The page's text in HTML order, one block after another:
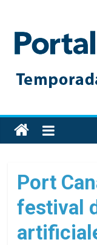
content
Toda
la
de
cruceros
en
un
solo
Port
festival